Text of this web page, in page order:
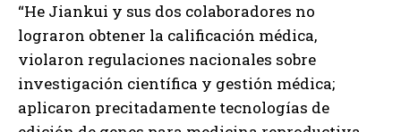
“He Jiankui y sus dos colaboradores no
lograron obtener la calificación médica,
violaron regulaciones nacionales sobre
investigación científica y gestión médica;
aplicaron precitadamente tecnologías de